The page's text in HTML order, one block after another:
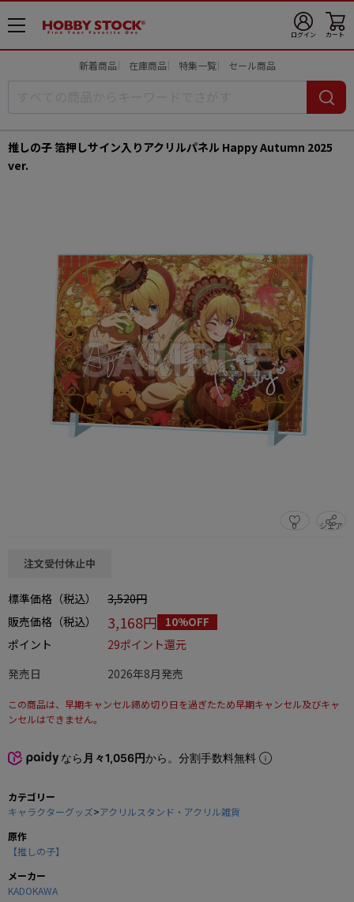
メ
ニ
ログイン カート
新着商品 在庫商品 特集一覧 セール商品
推しの子 箔押しサイン入りアクリルパネル Happy Autumn 2025
ver.
0 シェア
この商品をシェアする
注文受付休止中
標準価格（税込）
3,520円
販売価格（税込）
3,168円 10%OFF
ポイント
29ポイント還元
発売日
2026年8月発売
この商品は、早期キャンセル締め切り日を過ぎたため早期キャンセル及びキャ
ンセルはできません。
なら 月々1,056円から。分割手数料無料
カテゴリー
キャラクターグッズ>アクリルスタンド・アクリル雑貨
原作
【推しの子】
メーカー
KADOKAWA